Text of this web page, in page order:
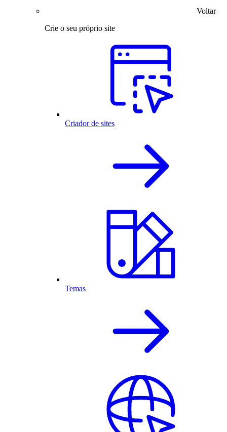
Voltar
Crie o seu próprio site
Criador de sites
Temas